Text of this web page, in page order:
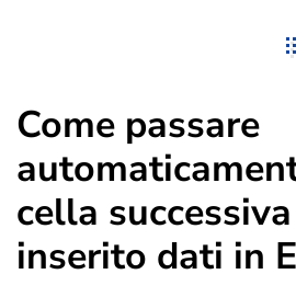
Come passare
cella
inserito dati in